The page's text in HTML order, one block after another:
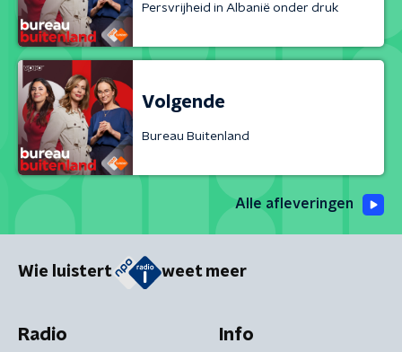
Persvrijheid in Albanië onder druk
Volgende
Bureau Buitenland
Alle afleveringen
Wie luistert weet meer
Radio Info